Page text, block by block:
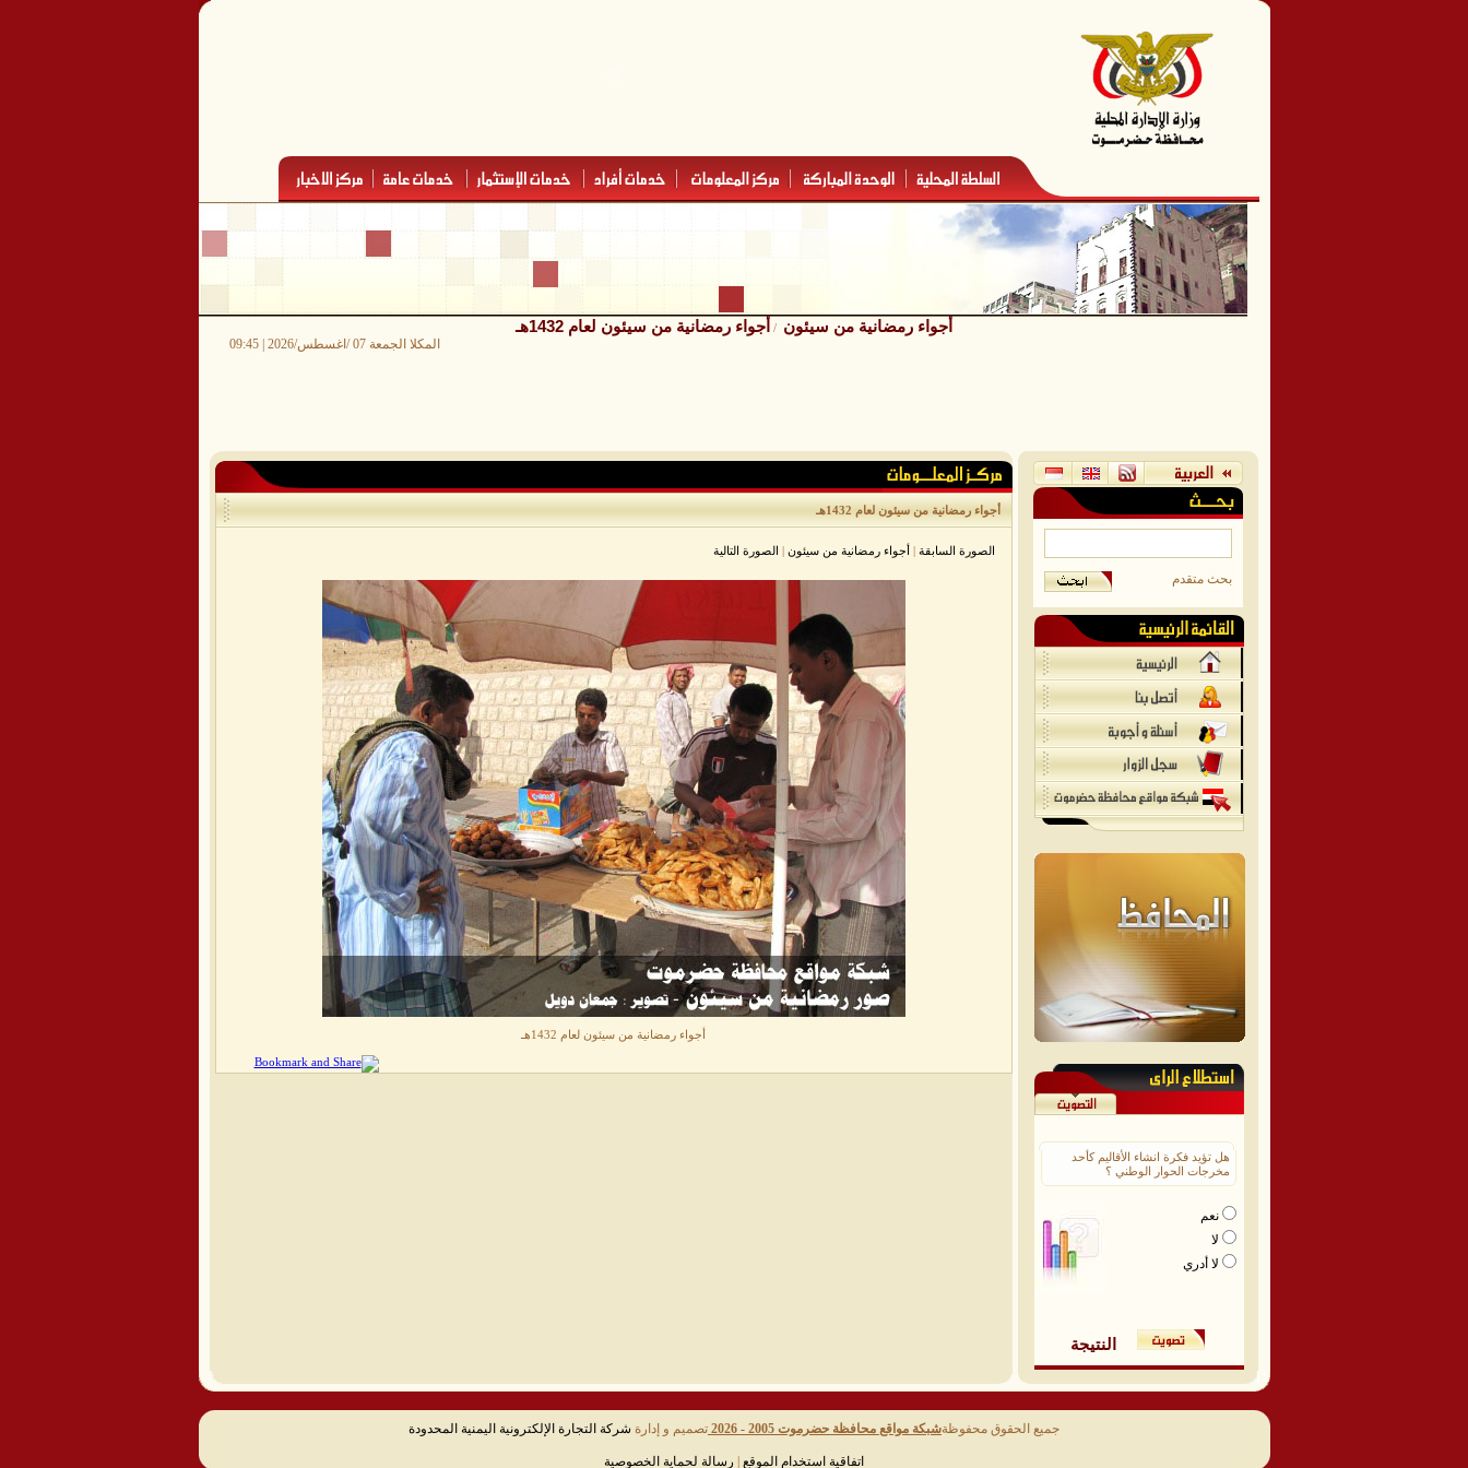
أجواء رمضانية من سيئون / أجواء رمضانية من سيئون لعام 1432هـ
المكلا الجمعة 07 /اغسطس/2026 | 09:45
أجواء رمضانية من سيئون لعام 1432هـ
الصورة السابقة |أجواء رمضانية من سيئون | الصورة التالية
أجواء رمضانية من سيئون لعام 1432هـ
بحث متقدم
هل تؤيد فكرة انشاء الأقاليم كأحد
مخرجات الحوار الوطني ؟
نعم
لا
لا أدري
النتيجة
جميع الحقوق محفوظةشبكة مواقع محافظة حضرموت 2005 - 2026 تصميم و إدارة شركة التجارة الإلكترونية اليمنية المحدودة
اتفاقية استخدام الموقع رسالة لحماية الخصوصية